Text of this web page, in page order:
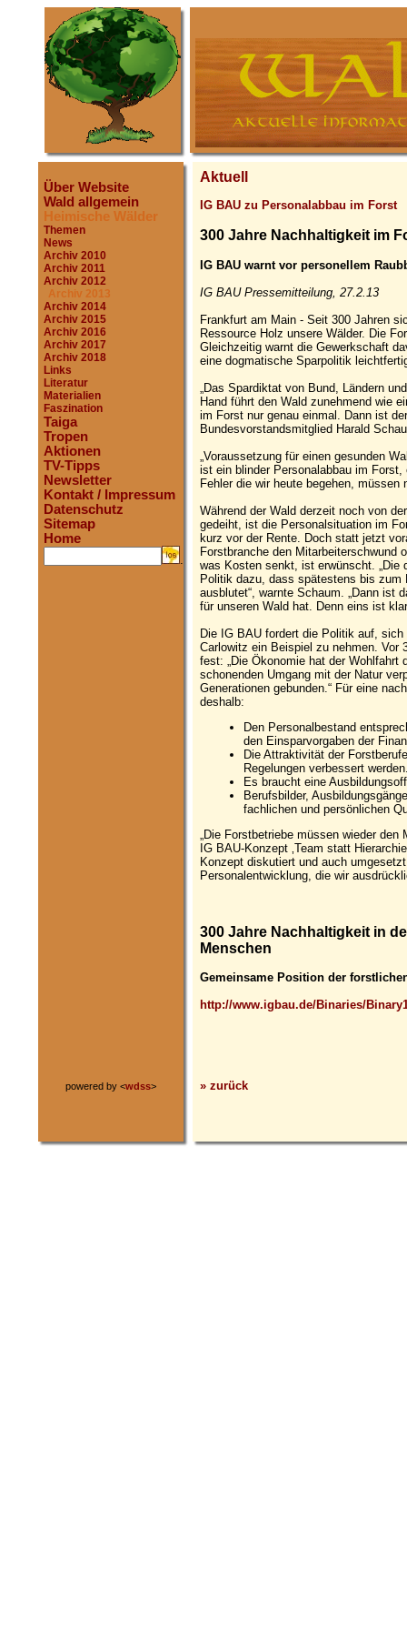
Über Website
Wald allgemein
Heimische Wälder
Themen
News
Archiv 2010
Archiv 2011
Archiv 2012
Archiv 2013
Archiv 2014
Archiv 2015
Archiv 2016
Archiv 2017
Archiv 2018
Links
Literatur
Materialien
Faszination
Taiga
Tropen
Aktionen
TV-Tipps
Newsletter
Kontakt / Impressum
Datenschutz
Sitemap
Home
.
powered by <wdss>
Aktuell
IG BAU zu Personalabbau im Forst
300 Jahre Nachhaltigkeit im
IG BAU warnt vor personellem
IG BAU Pressemitteilung, 27.2.13
Frankfurt am Main - Seit 300 Jahren
Ressource Holz unsere Wälder. Die
Gleichzeitig warnt die Gewerkschaft
eine dogmatische Sparpolitik
„Das Spardiktat von Bund, Ländern
Hand führt den Wald zunehmend wie
im Forst nur genau einmal. Dann ist
Bundesvorstandsmitglied Harald
„Voraussetzung für einen gesunden
ist ein blinder Personalabbau im
Fehler die wir heute begehen, müssen
Während der Wald derzeit noch von
gedeiht, ist die Personalsituation im
kurz vor der Rente. Doch statt jetzt
Forstbranche den Mitarbeiterschwund
was Kosten senkt, ist erwünscht. „Die
Politik dazu, dass spätestens bis zum
ausblutet“, warnte Schaum. „Dann ist
für unseren Wald hat. Denn eins ist
Die IG BAU fordert die Politik auf,
Carlowitz ein Beispiel zu nehmen. Vor
fest: „Die Ökonomie hat der
schonenden Umgang mit der Natur
Generationen gebunden.“ Für eine
deshalb:
Den Personalbestand
den Einsparvorgaben der
Die Attraktivität der
Regelungen verbessert
Es braucht eine
Berufsbilder,
fachlichen und persönlichen
„Die Forstbetriebe müssen wieder
IG BAU-Konzept ‚Team statt
Konzept diskutiert und auch
Personalentwicklung, die wir
300 Jahre Nachhaltigkeit in
Menschen
Gemeinsame Position der
http://www.igbau.de/Binaries/
» zurück